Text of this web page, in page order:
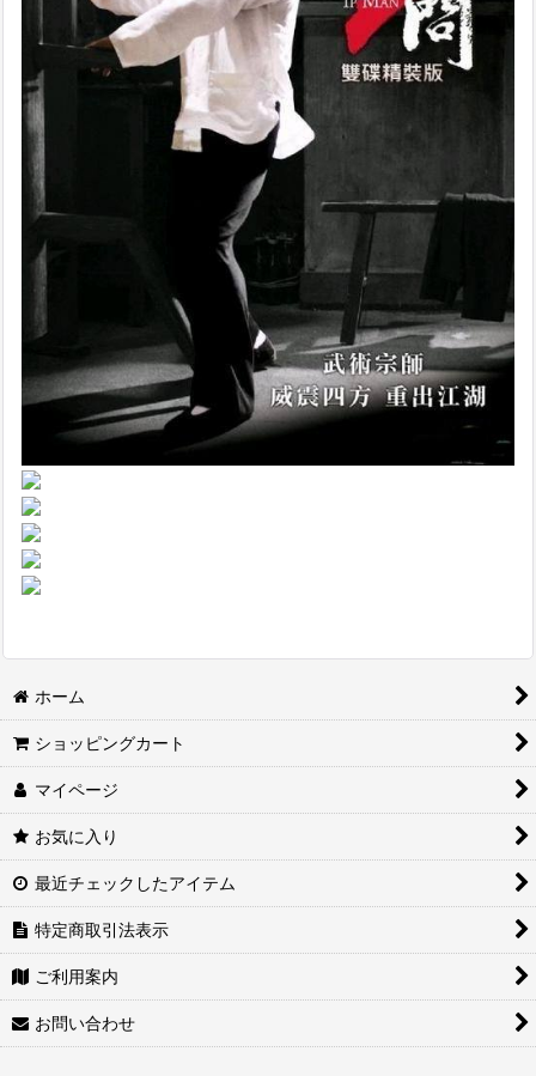
ホーム
ショッピングカート
マイページ
お気に入り
最近チェックしたアイテム
特定商取引法表示
ご利用案内
お問い合わせ